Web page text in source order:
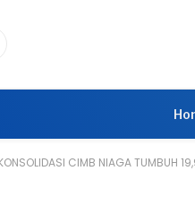
CIMB NIAGA TUMBUH